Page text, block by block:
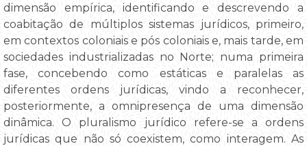
dimensão empírica, identificando e descrevendo a
coabitação de múltiplos sistemas jurídicos, primeiro,
em contextos coloniais e pós coloniais e, mais tarde, em
sociedades industrializadas no Norte; numa primeira
fase, concebendo como estáticas e paralelas as
diferentes ordens jurídicas, vindo a reconhecer,
posteriormente, a omnipresença de uma dimensão
dinâmica. O pluralismo jurídico refere-se a ordens
jurídicas que não só coexistem, como interagem. As